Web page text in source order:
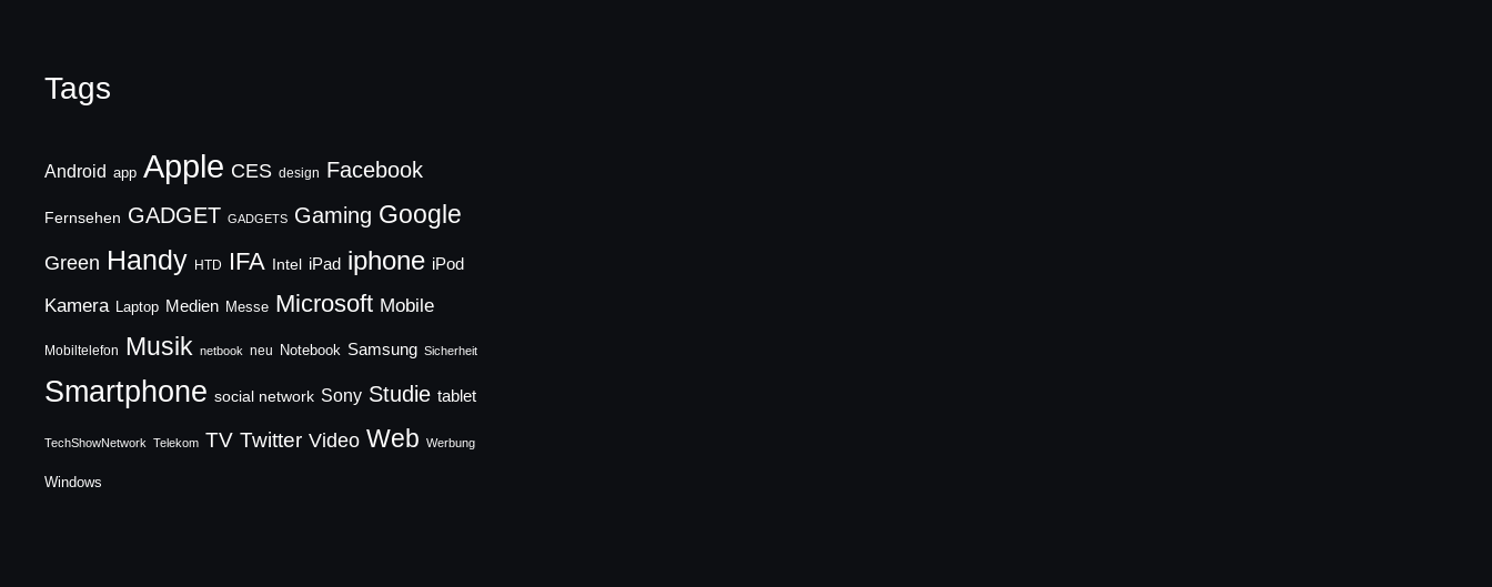
Tags
Android app Apple CES design Facebook
Fernsehen GADGET GADGETS Gaming Google
Green Handy HTD IFA Intel iPad iphone iPod
Kamera Laptop Medien Messe Microsoft Mobile
Mobiltelefon Musik netbook neu Notebook Samsung Sicherheit
Smartphone social network Sony Studie tablet
TechShowNetwork Telekom TV Twitter Video Web Werbung
Windows